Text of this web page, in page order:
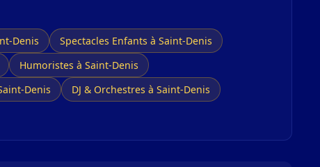
Denis
Spectacles Enfants à Saint-Denis
Humoristes à Saint-Denis
Denis
DJ & Orchestres à Saint-Denis